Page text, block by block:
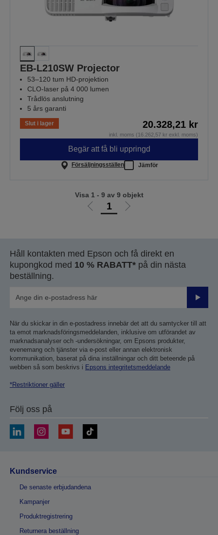
EB-L210SW Projector
53–120 tum HD-projektion
CLO-laser på 4 000 lumen
Trådlös anslutning
5 års garanti
Slut i lager 20.328,21 kr
inkl. moms (16.262,57 kr exkl. moms)
Begär att få bli uppringd
Försäljningsställen Jämför
Gå
1
Gå
Visa 1 - 9 av 9 objekt
Håll kontakten med Epson och få direkt en
kupongkod med 10 % RABATT* på din nästa
beställning.
Skicka
När du skickar in din e-postadress innebär det att du samtycker till att
ta emot marknadsföringsmeddelanden, inklusive om utförandet av
marknadsanalyser och -undersökningar, om Epsons produkter,
evenemang och tjänster via e-post eller annan elektronisk
kommunikation, baserat på dina inställningar och ditt beteende på
webben så som beskrivs i Epsons integritetsmeddelande
*Restriktioner gäller
Följ oss på
Kundservice
De senaste erbjudandena
Kampanjer
Produktregistrering
Returnera beställning